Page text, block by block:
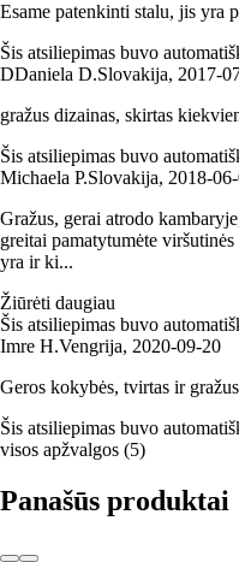
Esame patenkinti stalu, jis yra
Šis atsiliepimas buvo
DDaniela D.Slovakija,
gražus dizainas, skirtas
Šis atsiliepimas buvo
Michaela P.Slovakija,
Gražus, gerai atrodo
greitai pamatytumėte
yra ir ki...
Žiūrėti daugiau
Šis atsiliepimas buvo
Imre H.Vengrija, 2020‑09‑20
Geros kokybės, tvirtas ir
Šis atsiliepimas buvo
visos apžvalgos (5)
Panašūs produktai